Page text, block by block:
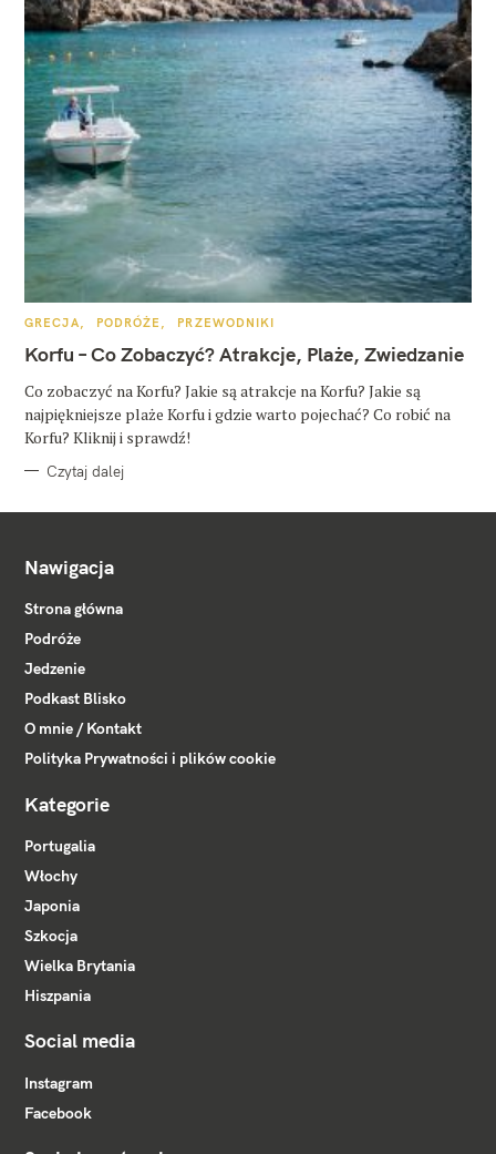
K
T
E
O
R
I
GRECJA PODRÓŻE PRZEWODNIKI
Korfu – Co Zobaczyć? Atrakcje, Plaże, Zwiedzanie
Co zobaczyć na Korfu? Jakie są atrakcje na Korfu? Jakie są
najpiękniejsze plaże Korfu i gdzie warto pojechać? Co robić na
Korfu? Kliknij i sprawdź!
Czytaj dalej
Nawigacja
Strona główna
Podróże
Jedzenie
Podkast Blisko
O mnie / Kontakt
Polityka Prywatności i plików cookie
Kategorie
Portugalia
Włochy
Japonia
Szkocja
Wielka Brytania
Hiszpania
Social media
Instagram
Facebook